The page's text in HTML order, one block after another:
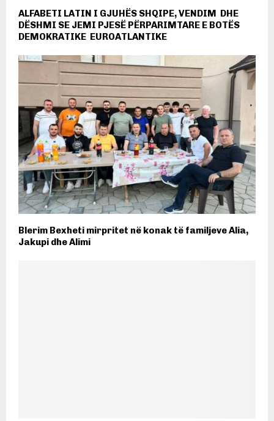
ALFABETI LATIN I GJUHËS SHQIPE, VENDIM DHE
DËSHMI SE JEMI PJESË PËRPARIMTARE E BOTËS
DEMOKRATIKE EUROATLANTIKE
Blerim Bexheti mirpritet në konak të familjeve Alia,
Jakupi dhe Alimi